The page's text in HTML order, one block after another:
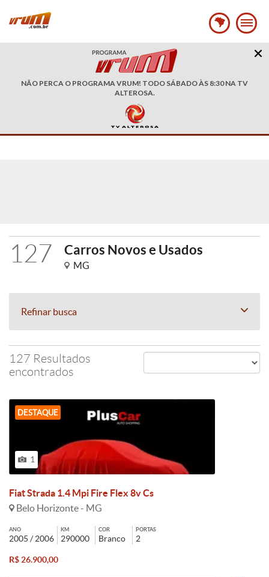
NÃO PERCA O PROGRAMA VRUM! TODO SÁBADO ÀS 8:30 NA TV
ALTEROSA.
127 Carros Novos e Usados
MG
Refinar busca
127 Resultados
encontrados
DESTAQUE
1
Fiat Strada 1.4 Mpi Fire Flex 8v Cs
Belo Horizonte - MG
ANO
2005 / 2006
KM
290000
COR
Branco
PORTAS
2
R$ 26.900,00